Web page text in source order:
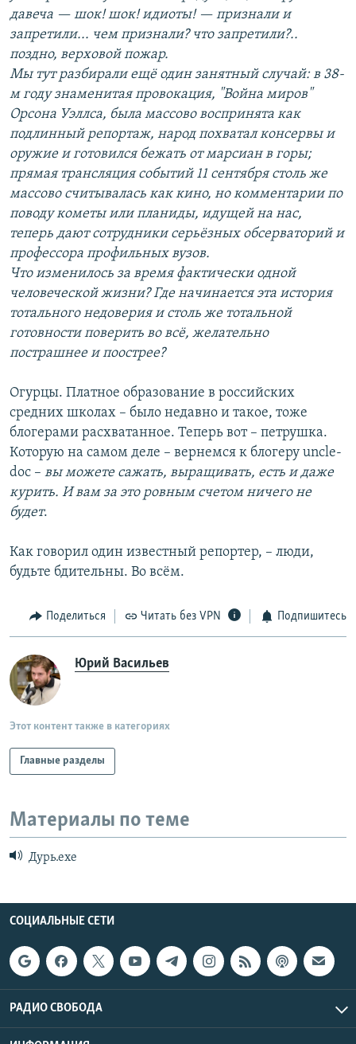
давеча — шок! шок! идиоты! — признали и
запретили... чем признали? что запретили?..
поздно, верховой пожар.
Мы тут разбирали ещё один занятный случай: в 38-
м году знаменитая провокация, "Война миров"
Орсона Уэллса, была массово воспринята как
подлинный репортаж, народ похватал консервы и
оружие и готовился бежать от марсиан в горы;
прямая трансляция событий 11 сентября столь же
массово считывалась как кино, но комментарии по
поводу кометы или планиды, идущей на нас,
теперь дают сотрудники серьёзных обсерваторий и
профессора профильных вузов.
Что изменилось за время фактически одной
человеческой жизни? Где начинается эта история
тотального недоверия и столь же тотальной
готовности поверить во всё, желательно
пострашнее и поострее?
Огурцы. Платное образование в российских
средних школах – было недавно и такое, тоже
блогерами расхватанное. Теперь вот – петрушка.
Которую на самом деле – вернемся к блогеру uncle-
doc – вы можете сажать, выращивать, есть и даже
курить. И вам за это ровным счетом ничего не
будет.
Как говорил один известный репортер, – люди,
будьте бдительны. Во всём.
Поделиться Читать без VPN Подпишитесь
Юрий Васильев
Этот контент также в категориях
Главные разделы
Материалы по теме
Дурь.ехе
СОЦИАЛЬНЫЕ СЕТИ
РАДИО СВОБОДА